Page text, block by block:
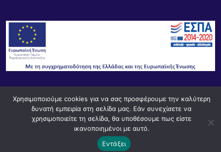
© Powered byKnowledge AE
Χρησιμοποιούμε cookies για να σας προσφέρουμε την καλύτερη
δυνατή εμπειρία στη σελίδα μας. Εάν συνεχίσετε να
χρησιμοποιείτε τη σελίδα, θα υποθέσουμε πως είστε
ικανοποιημένοι με αυτό.
Εντάξει